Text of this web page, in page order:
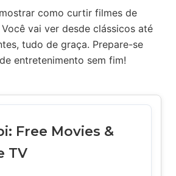
como curtir filmes de
vai ver desde clássicos até
tudo de graça. Prepare-se
entretenimento sem fim!
Free Movies &
TV